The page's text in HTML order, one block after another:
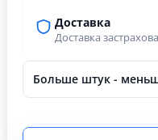
Доставка
Доставка
Больше штук -